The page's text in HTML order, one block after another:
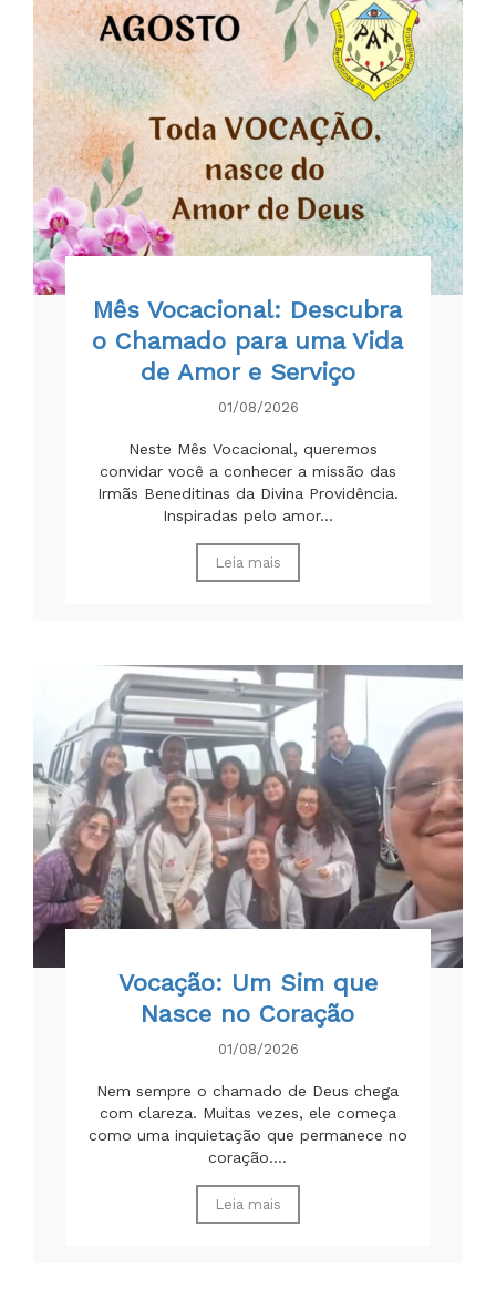
Mês Vocacional: Descubra
o Chamado para uma Vida
de Amor e Serviço
01/08/2026
Neste Mês Vocacional, queremos
convidar você a conhecer a missão das
Irmãs Beneditinas da Divina Providência.
Inspiradas pelo amor...
Leia mais
Vocação: Um Sim que
Nasce no Coração
01/08/2026
Nem sempre o chamado de Deus chega
com clareza. Muitas vezes, ele começa
como uma inquietação que permanece no
coração....
Leia mais